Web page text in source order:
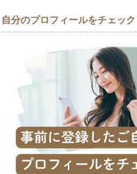
自分のプロフィールをチェック